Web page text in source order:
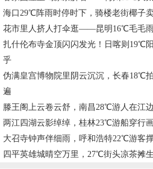
海口29℃阵雨时停时下，骑楼老街椰子
花市里人挤人打伞逛——昆明16℃毛毛
扎什伦布寺金顶闪闪发光！日喀则19℃
乎
伪满皇宫博物院里阴云沉沉，长春18℃
遍
滕王阁上云卷云舒，南昌28℃游人在江
两江四湖云影绰绰，桂林23℃游船穿行
大召寺钟声伴细雨，呼和浩特22℃游客
四平英雄城晴空万里，27℃街头凉茶摊